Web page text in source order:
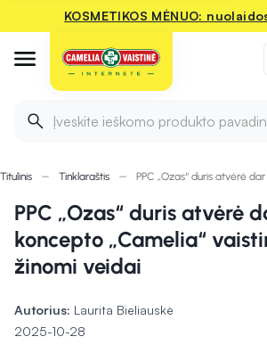
KOSMETIKOS MĖNUO:
Įveskite ieškomo produkto
Titulinis Tinklaraštis PPC „Ozas“ duris atvėrė
PPC „Ozas“ duris atvėrė
koncepto „Camelia“
žinomi veidai
Autorius: Laurita Bieliauskė
2025-10-28